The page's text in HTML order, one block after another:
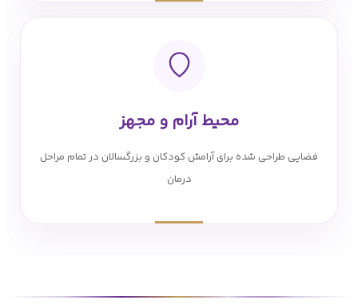
محیط آرام و مجهز
فضایی طراحی شده برای آرامش کودکان و بزرگسالان در تمام مراحل
درمان